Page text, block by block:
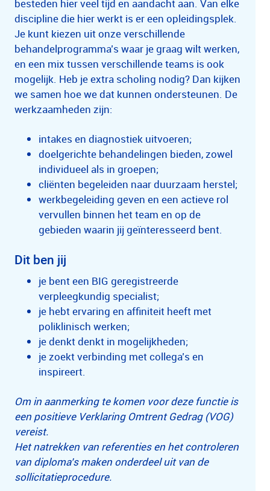
besteden hier veel tijd en aandacht aan. Van elke
discipline die hier werkt is er een opleidingsplek.
Je kunt kiezen uit onze verschillende
behandelprogramma’s waar je graag wilt werken,
en een mix tussen verschillende teams is ook
mogelijk. Heb je extra scholing nodig? Dan kijken
we samen hoe we dat kunnen ondersteunen. De
werkzaamheden zijn:
intakes en diagnostiek uitvoeren;
doelgerichte behandelingen bieden, zowel
individueel als in groepen;
cliënten begeleiden naar duurzaam herstel;
werkbegeleiding geven en een actieve rol
vervullen binnen het team en op de
gebieden waarin jij geïnteresseerd bent.
Dit ben jij
je bent een BIG geregistreerde
verpleegkundig specialist;
je hebt ervaring en affiniteit heeft met
poliklinisch werken;
je denkt denkt in mogelijkheden;
je zoekt verbinding met collega’s en
inspireert.
Om in aanmerking te komen voor deze functie is
een positieve Verklaring Omtrent Gedrag (VOG)
vereist.
Het natrekken van referenties en het controleren
van diploma’s maken onderdeel uit van de
sollicitatieprocedure.